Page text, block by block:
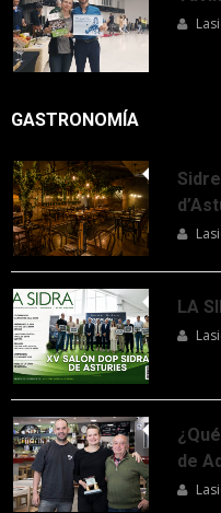
GASTRONOMÍA
LA
de